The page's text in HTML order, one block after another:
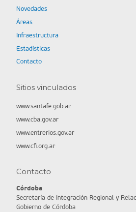
Novedades
Áreas
Infraestructura
Estadísticas
Contacto
Sitios vinculados
www.santafe.gob.ar
www.cba.gov.ar
www.entrerios.gov.ar
www.cfi.org.ar
Contacto
Córdoba
Secretaría de Integración Regional y
Gobierno de Córdoba